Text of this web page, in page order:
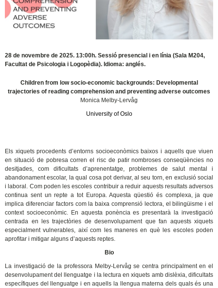
28 de novembre de 2025. 13:00h. Sessió presencial i en línia (Sala M204,
Facultat de Psicologia i Logopèdia). Idioma: anglés.
Children from low socio-economic backgrounds: Developmental
trajectories of reading comprehension and preventing adverse outcomes
Monica Melby-Lervåg
University of Oslo
Els xiquets procedents d’entorns socioeconòmics baixos i aquells que viuen
en situació de pobresa corren el risc de patir nombroses conseqüències no
desitjades, com dificultats d’aprenentatge, problemes de salut mental i
abandonament escolar, la qual cosa pot derivar, al seu torn, en exclusió social
i laboral. Com poden les escoles contribuir a reduir aquests resultats adversos
continua sent un repte a tot Europa. Aquesta qüestió és complexa, ja que
implica diferenciar factors com la baixa comprensió lectora, el bilingüisme i el
context socioeconòmic. En aquesta ponència es presentarà la investigació
centrada en les trajectòries de desenvolupament que fan aquests xiquets
especialment vulnerables, així com les maneres en què les escoles poden
aprofitar i mitigar alguns d’aquests reptes.
Bio
La investigació de la professora Melby-Lervåg se centra principalment en el
desenvolupament del llenguatge i la lectura en xiquets amb dislèxia, dificultats
específiques del llenguatge i en aquells la llengua materna dels quals és una